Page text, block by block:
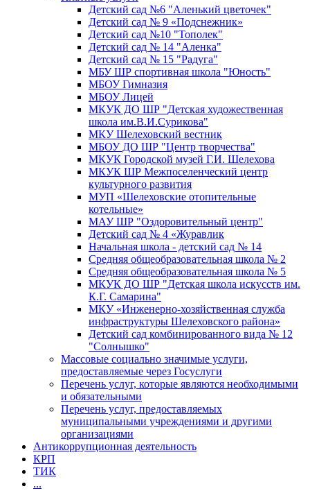
Детский сад №6 "Аленький цветочек"
Детский сад № 9 «Подснежник»
Детский сад №10 "Тополек"
Детский сад № 14 "Аленка"
Детский сад № 15 "Радуга"
МБУ ШР спортивная школа "Юность"
МБОУ Гимназия
МБОУ Лицей
МКУК ДО ШР "Детская художественная
школа им.В.И.Сурикова"
МКУ Шелеховский вестник
МБОУ ДО ШР "Центр творчества"
МКУК Городской музей Г.И. Шелехова
МКУК ШР Межпоселенческий центр
культурного развития
МУП «Шелеховские отопительные
котельные»
МАУ ШР "Оздоровительный центр"
Детский сад № 4 «Журавлик
Начальная школа - детский сад № 14
Средняя общеобразовательная школа № 2
Средняя общеобразовательная школа № 5
МКУК ДО ШР "Детская школа искусств им.
К.Г. Самарина"
МКУ «Инженерно-хозяйственная служба
инфраструктуры Шелеховского района»
Детский сад комбинированного вида № 12
"Солнышко"
Массовые социально значимые услуги,
предоставляемые через Госуслуги
Перечень услуг, которые являются необходимыми
и обязательными
Перечень услуг, предоставляемых
муниципальными учреждениями и другими
организациями
Антикоррупционная деятельность
КРП
ТИК
...